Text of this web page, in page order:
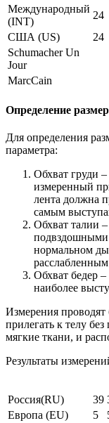
Международный
(INT)
24
США (US)
24
Schumacher Un
Jour
MarcCain
Определение
Для определения
параметра:
Обхват груди
измеренный
лента должна
самым
Обхват талии
нормальном
Обхват бедер
наиболее
Измерения проводят
прилегать к телу
мягкие ткани, и
Результаты
Россия(RU) 39
Европа (EU)
5